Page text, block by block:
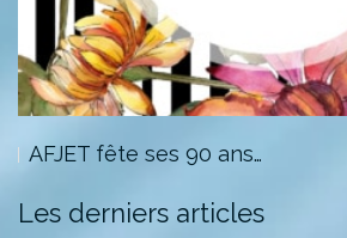
AFJET fête ses 90 ans…
Les derniers articles